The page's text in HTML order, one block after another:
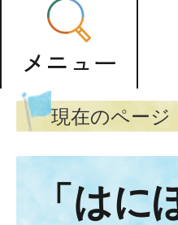
現在のページ
「は